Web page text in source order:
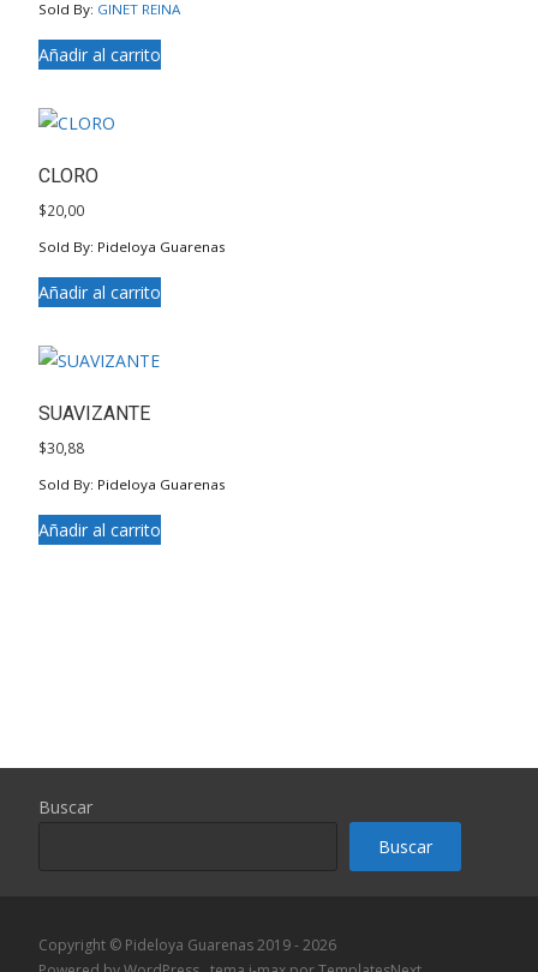
Sold By: GINET REINA
Añadir al carrito
CLORO
$20,00
Sold By: Pideloya Guarenas
Añadir al carrito
SUAVIZANTE
$30,88
Sold By: Pideloya Guarenas
Añadir al carrito
Buscar
Buscar
Copyright © Pideloya Guarenas 2019 - 2026